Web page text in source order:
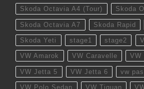
Skoda Octavia A4 (Tour) Skoda
Skoda Octavia A7 Skoda Rapid
Skoda Yeti stage1 stage2
VW Amarok VW Caravelle VW
VW Jetta 5 VW Jetta 6 vw
VW Polo Sedan VW Tiguan